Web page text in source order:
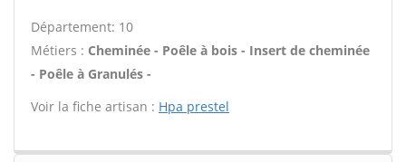
Département: 10
Métiers : Cheminée - Poêle à bois - Insert de cheminée
- Poêle à Granulés -
Voir la fiche artisan : Hpa prestel